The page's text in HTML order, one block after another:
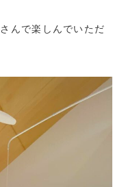
んで楽しんでいただ